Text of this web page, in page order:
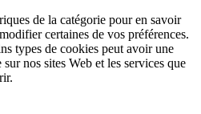
de la catégorie pour en savoir
certaines de vos préférences.
types de cookies peut avoir une
nos sites Web et les services que